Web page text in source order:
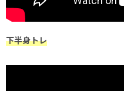
下半身トレ